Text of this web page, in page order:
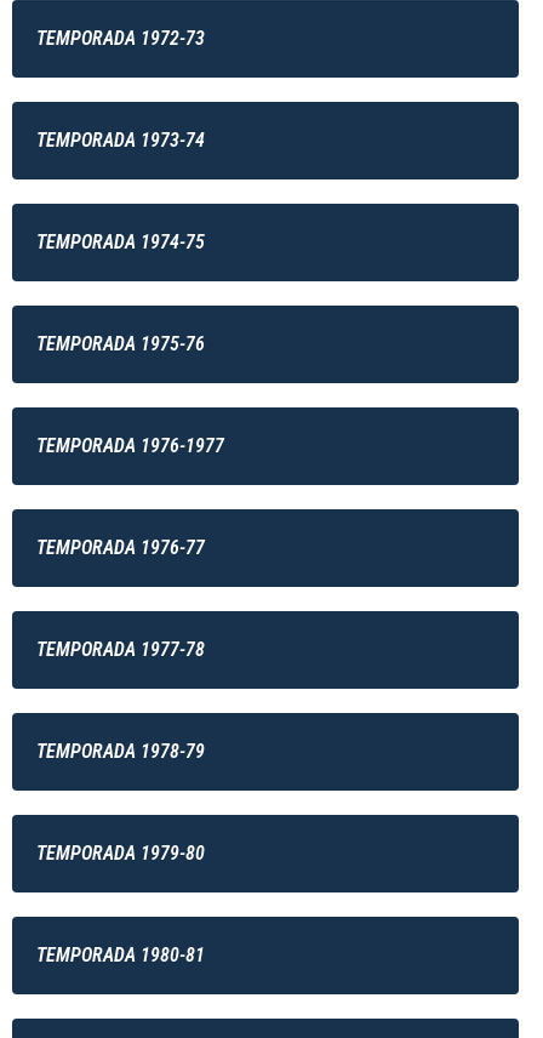
TEMPORADA 1972-73
TEMPORADA 1973-74
TEMPORADA 1974-75
TEMPORADA 1975-76
TEMPORADA 1976-1977
TEMPORADA 1976-77
TEMPORADA 1977-78
TEMPORADA 1978-79
TEMPORADA 1979-80
TEMPORADA 1980-81